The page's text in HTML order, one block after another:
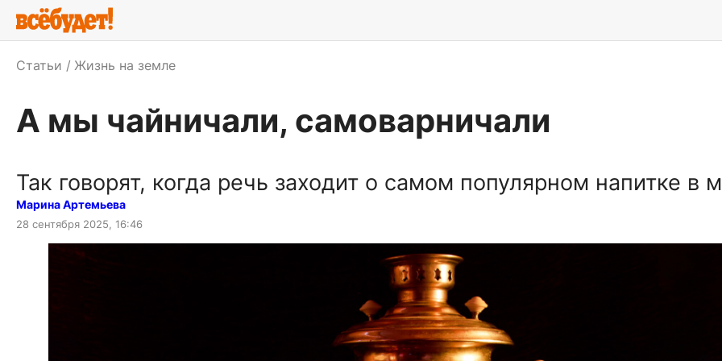
Статьи Жизнь на земле
А мы чайничали, самоварничали
Так говорят, когда речь заходит о самом популярном напитке в
Марина Артемьева
28 сентября 2025, 16:46